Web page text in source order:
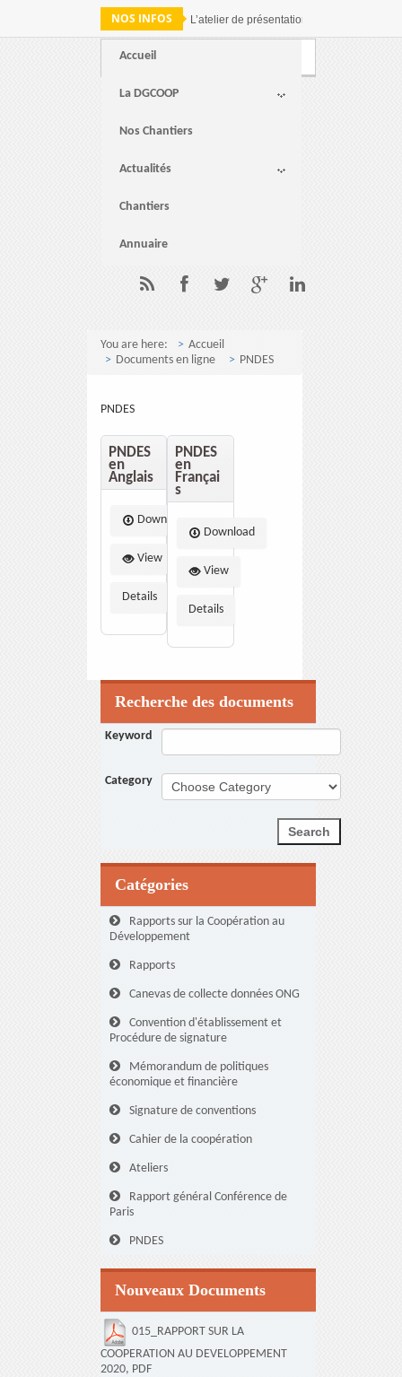
NOS INFOS L’atelier de présentation des résultats de
Accueil
La DGCOOP
Nos Chantiers
Actualités
Chantiers
Annuaire
You are here:
Accueil
Documents en ligne
PNDES
PNDES
PNDES
en
Anglais
Download
View
Details
PNDES
en
Françai
s
Download
View
Details
Recherche des documents
Keyword
Category
Catégories
Rapports sur la Coopération au
Développement
Rapports
Canevas de collecte données ONG
Convention d'établissement et
Procédure de signature
Mémorandum de politiques
économique et financière
Signature de conventions
Cahier de la coopération
Ateliers
Rapport général Conférence de
Paris
PNDES
Nouveaux Documents
015_RAPPORT SUR LA
COOPERATION AU DEVELOPPEMENT
2020, PDF